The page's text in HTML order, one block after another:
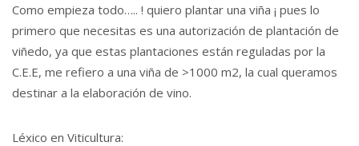
Como empieza todo….. ! quiero plantar una viña ¡ pues lo
primero que necesitas es una autorización de plantación de
viñedo, ya que estas plantaciones están reguladas por la
C.E.E, me refiero a una viña de >1000 m2, la cual queramos
destinar a la elaboración de vino.
Léxico en Viticultura: